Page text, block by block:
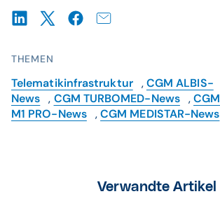
THEMEN
Telematikinfrastruktur ,CGM ALBIS-
News , CGM TURBOMED-News ,CGM
M1 PRO-News ,CGM MEDISTAR-News
Verwandte Artikel